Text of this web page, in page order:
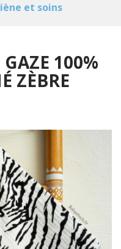
et soins
100%
ZÈBRE